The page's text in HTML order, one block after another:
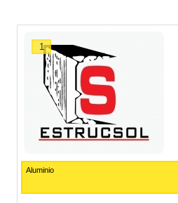
1
Aluminio